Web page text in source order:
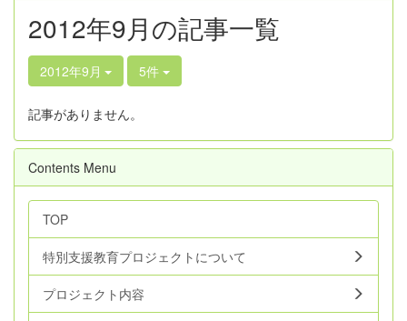
2012年9月の記事一覧
2012年9月 5件
記事がありません。
Contents Menu
TOP
特別支援教育プロジェクトについて
プロジェクト内容